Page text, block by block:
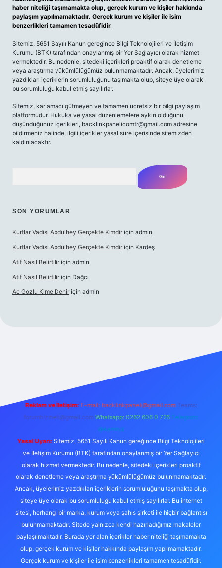
haber niteliği taşımamakta olup, gerçek kurum ve kişiler hakkında
paylaşım yapılmamaktadır. Gerçek kurum ve kişiler ile isim
benzerlikleri tamamen tesadüfidir.
Sitemiz, 5651 Sayılı Kanun gereğince Bilgi Teknolojileri ve İletişim
Kurumu (BTK) tarafından onaylanmış bir Yer Sağlayıcı olarak hizmet
vermektedir. Bu nedenle, sitedeki içerikleri proaktif olarak denetleme
veya araştırma yükümlülüğümüz bulunmamaktadır. Ancak, üyelerimiz
yazdıkları içeriklerin sorumluluğunu taşımakta olup, siteye üye olarak
bu sorumluluğu kabul etmiş sayılırlar.
Sitemiz, kar amacı gütmeyen ve tamamen ücretsiz bir bilgi paylaşım
platformudur. Hukuka ve yasal düzenlemelere aykırı olduğunu
düşündüğünüz içerikleri, backlinkpanelicomtr@gmail.com adresine
bildirmeniz halinde, ilgili içerikler yasal süre içerisinde sitemizden
kaldırılacaktır.
SON YORUMLAR
Kurtlar Vadisi Abdülhey Gerçekte Kimdir için admin
Kurtlar Vadisi Abdülhey Gerçekte Kimdir için Kardeş
Atıf Nasıl Belirtilir için admin
Atıf Nasıl Belirtilir için Dağcı
Ac Gozlu Kime Denir için admin
Reklam ve İletişim: E-mail: backlinkpaneli@gmail.com Teams:
forumhizmeti@gmail.com Whatsapp: 0262 606 0 726 Telegram:
@karabul
Yasal Uyarı: Sitemiz, 5651 Sayılı Kanun gereğince Bilgi Teknolojileri
ve İletişim Kurumu (BTK) tarafından onaylanmış bir Yer Sağlayıcı
olarak hizmet vermektedir. Bu nedenle, sitedeki içerikleri proaktif
olarak denetleme veya araştırma yükümlülüğümüz bulunmamaktadır.
Ancak, üyelerimiz yazdıkları içeriklerin sorumluluğunu taşımakta olup,
siteye üye olarak bu sorumluluğu kabul etmiş sayılırlar. Bu internet
sitesi, herhangi bir marka, kurum veya şahıs şirketi ile hiçbir bağlantısı
bulunmamaktadır. Sitede yalnızca kendi hazırladığımız makaleler
paylaşılmaktadır. Burada yer alan içerikler haber niteliği taşımamakta
olup, gerçek kurum ve kişiler hakkında paylaşım yapılmamaktadır.
Gerçek kurum ve kişiler ile isim benzerlikleri tamamen tesadüfidir.